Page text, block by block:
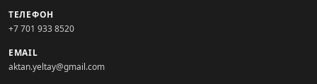
ТЕЛЕФОН
+7 701 933 8520
EMAIL
aktan.yeltay@gmail.com